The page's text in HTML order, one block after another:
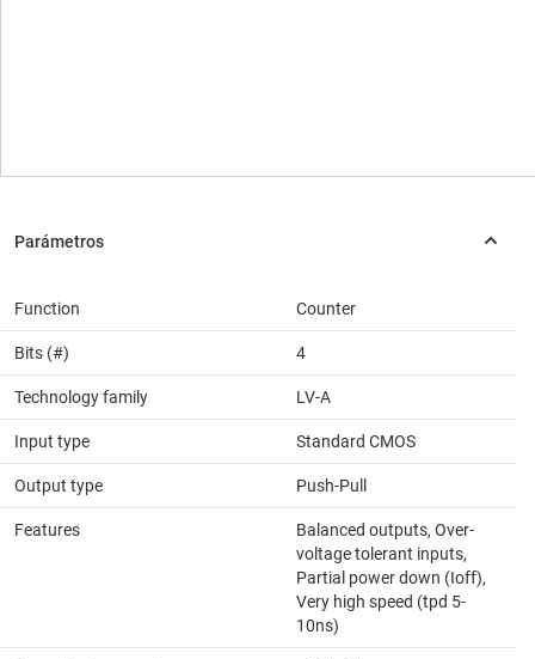
Function Counter
Bits (#) 4
Technology family LV-A
Input type Standard CMOS
Output type Push-Pull
Features
Balanced outputs, Over-
voltage tolerant inputs,
Partial power down (Ioff),
Very high speed (tpd 5-
10ns)